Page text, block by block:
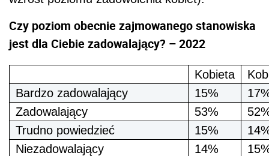
Czy poziom obecnie zajmowanego stanowiska
jest dla Ciebie zadowalający? – 2022
Kobieta
Bardzo zadowalający
15%
Zadowalający
53%
Trudno powiedzieć
15%
Niezadowalający
14%